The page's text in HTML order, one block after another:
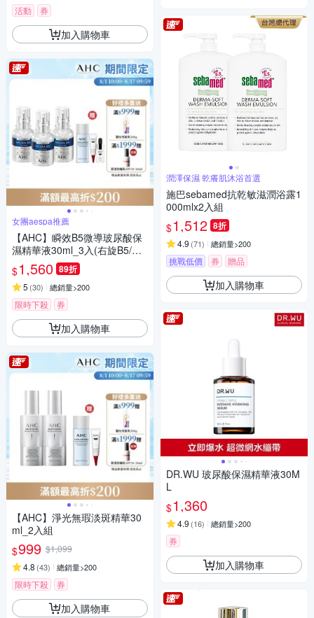
活動 券
加入購物車
女團aespa推薦
【AHC】瞬效B5微導玻尿酸保
濕精華液30ml_3入(右旋B5/玻
尿酸/保濕霸主/高效修護/敏感肌
適用)
$1,560 89折
5 (30) 總銷量>200
限時下殺 券
加入購物車
【AHC】淨光無瑕淡斑精華30
ml_2入組
$999 $1,099
4.8 (43) 總銷量>200
限時下殺 券
加入購物車
潤澤保濕 乾癢肌沐浴首選
施巴sebamed抗乾敏滋潤浴露1
000mlx2入組
$1,512 8折
4.9 (71) 總銷量>200
挑戰低價 券 贈品
加入購物車
DR.WU 玻尿酸保濕精華液30M
L
$1,360
4.9 (16) 總銷量>200
券
加入購物車